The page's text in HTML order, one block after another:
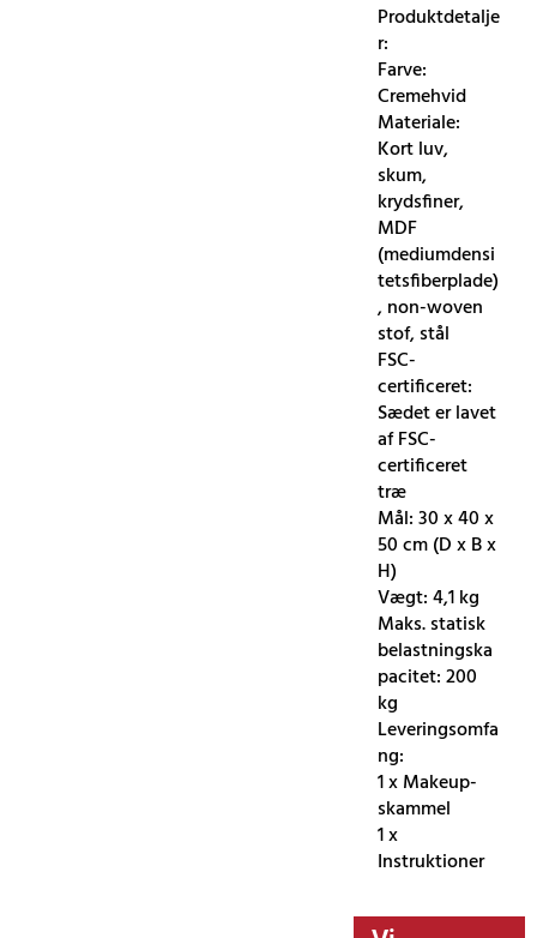
Produktdetalje
r:
Farve:
Cremehvid
Materiale:
Kort luv,
skum,
krydsfiner,
MDF
(mediumdensi
tetsfiberplade)
, non-woven
stof, stål
FSC-
certificeret:
Sædet er lavet
af FSC-
certificeret
træ
Mål: 30 x 40 x
50 cm (D x B x
H)
Vægt: 4,1 kg
Maks. statisk
belastningska
pacitet: 200
kg
Leveringsomfa
ng:
1 x Makeup-
skammel
1 x
Instruktioner